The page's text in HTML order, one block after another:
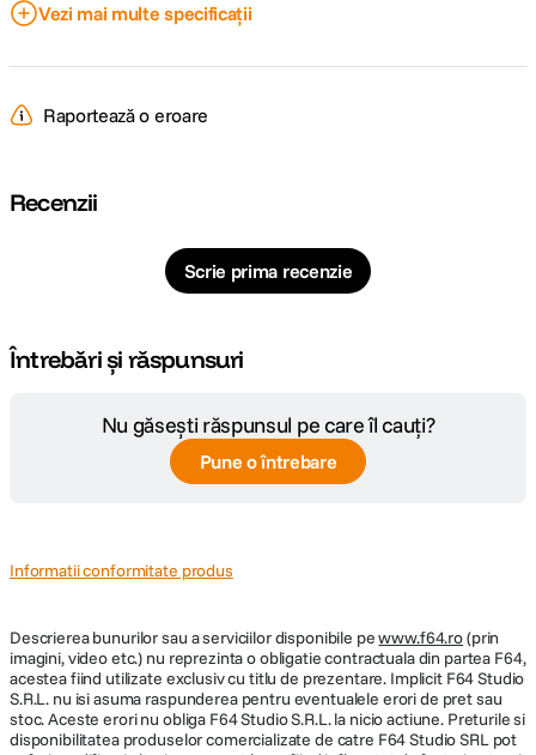
Cod producator MLPMR2/256GB
Vezi mai multe specificații
Raportează o eroare
Recenzii
Scrie prima recenzie
Întrebări și răspunsuri
Nu găsești răspunsul pe care îl cauți?
Pune o întrebare
Informatii conformitate produs
Descrierea bunurilor sau a serviciilor disponibile pewww.f64.ro(prin
imagini, video etc.) nu reprezinta o obligatie contractuala din partea F64,
acestea fiind utilizate exclusiv cu titlu de prezentare. Implicit F64 Studio
S.R.L. nu isi asuma raspunderea pentru eventualele erori de pret sau
stoc. Aceste erori nu obliga F64 Studio S.R.L. la nicio actiune. Preturile si
disponibilitatea produselor comercializate de catre F64 Studio SRL pot